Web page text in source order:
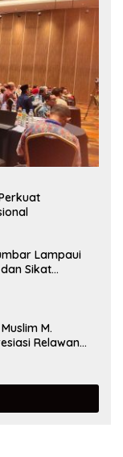
Lampaui
Sikat
M.
Relawan